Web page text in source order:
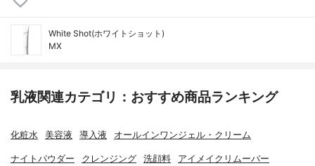
White Shot(ホワイトショット)
MX
乳液関連カテゴリ：おすすめ商品ランキング
化粧水 美容液 導入液 オールインワンジェル・クリーム
ナイトパウダー クレンジング 洗顔料 アイメイクリムーバー